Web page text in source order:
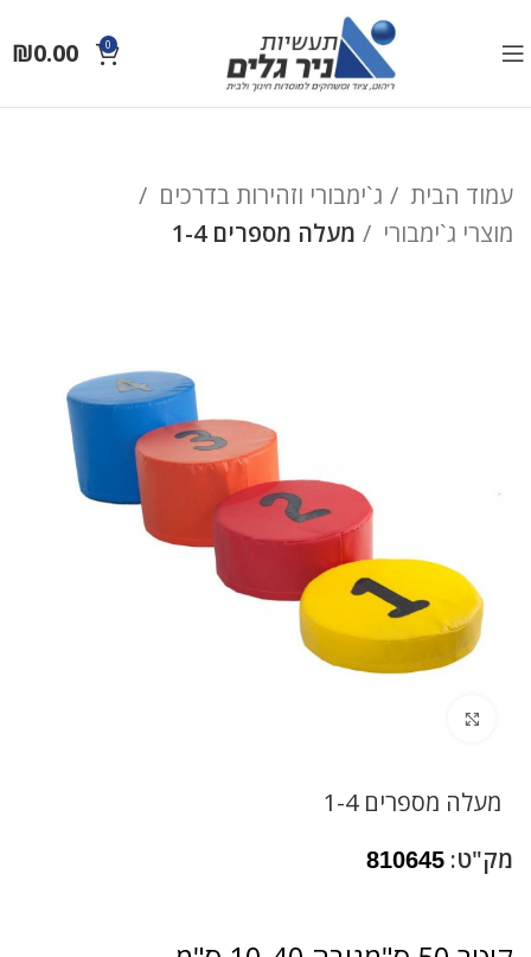
0
₪0.00
עמוד הבית
ג`ימבורי וזהירות בדרכים
מוצרי ג`ימבורי
מעלה מספרים 1-4
מעלה מספרים 1-4
מק"ט: 810645